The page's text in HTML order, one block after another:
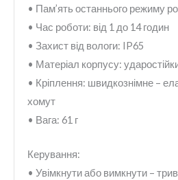
• Пам’ять останнього режиму
• Час роботи: від 1 до 14 годин
• Захист від вологи: IP65
• Матеріал корпусу:
• Кріплення: швидкознімне –
хомут
• Вага: 61 г
Керування:
• Увімкнути або вимкнути –